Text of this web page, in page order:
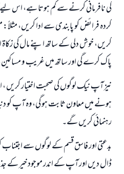
کی نافرمانی کرنے سے کم ہوتا ہے، اس
کردہ فرائض کو پابندی سے ادا کریں، مثلاً:
کریں، خوش دلی کے ساتھ اپنے مال کی
پاک کرے گی اور ساتھ میں غریب و
نیز آپ نیک لوگوں کی صحبت اختیار
ہونے میں معاون ثابت ہو گی، وہ آپ کو
رہنمائی کریں گے۔
بدعتی اور فاسق قسم کے لوگوں سے
ڈال دیں اور آپ کے اندر موجود خیر کے